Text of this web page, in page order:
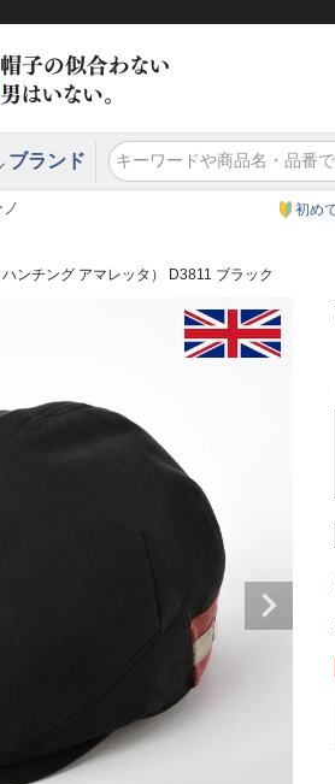
ブランド
初め
ンチング アマレッタ） D3811 ブラック